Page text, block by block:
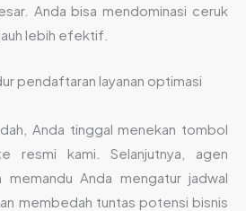
Anda bisa mendominasi ceruk
lebih efektif.
pendaftaran layanan optimasi
Anda tinggal menekan tombol
resmi kami. Selanjutnya, agen
memandu Anda mengatur jadwal
membedah tuntas potensi bisnis